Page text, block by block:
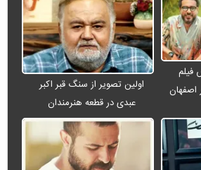
فیلم
اصفهان
اولین تصویر از سنگ قبر اکبر
عبدی در قطعه هنرمندان